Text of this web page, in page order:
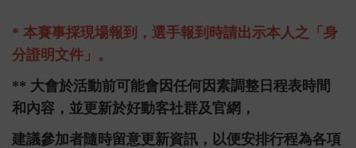
* 本賽事採現場報到，選手報到時請出示本人之「身
分證明文件」。
** 大會於活動前可能會因任何因素調整日程表時間
和內容，並更新於好動客社群及官網，
建議參加者隨時留意更新資訊，以便安排行程為各項